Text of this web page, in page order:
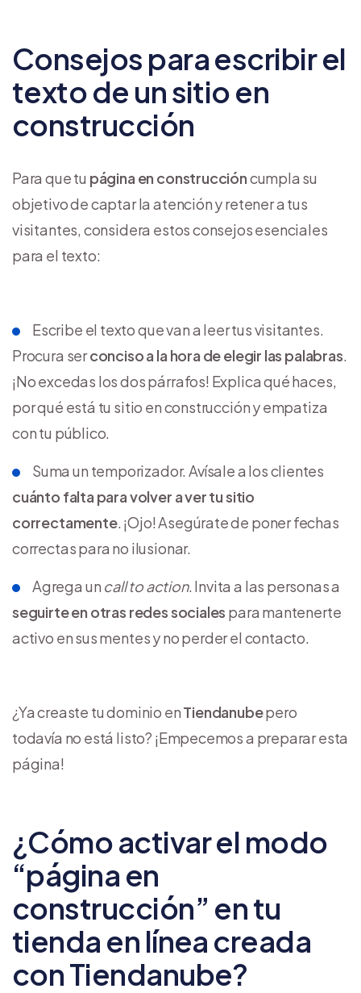
Consejos para escribir el
texto de un sitio en
construcción
Para que tu página en construccióncumpla su
objetivo de captar la atención y retener a tus
visitantes, considera estos consejos esenciales
para el texto:
Escribe el texto que van a leer tus visitantes.
Procura serconciso a la hora de elegir las palabras.
¡No excedas los dos párrafos! Explica qué haces,
por qué está tu sitio en construcción y empatiza
con tu público.
Suma un temporizador. Avísale a los clientes
cuánto falta para volver a ver tu sitio
correctamente. ¡Ojo! Asegúrate de poner fechas
correctas para no ilusionar.
Agrega un call to action. Invita a las personas a
seguirte en otras redes sociales para mantenerte
activo en sus mentes y no perder el contacto.
¿Ya creaste tu dominio enTiendanubepero
todavía no está listo? ¡Empecemos a preparar esta
página!
¿Cómo activar el modo
“página en
construcción” en tu
tienda en línea creada
con Tiendanube?